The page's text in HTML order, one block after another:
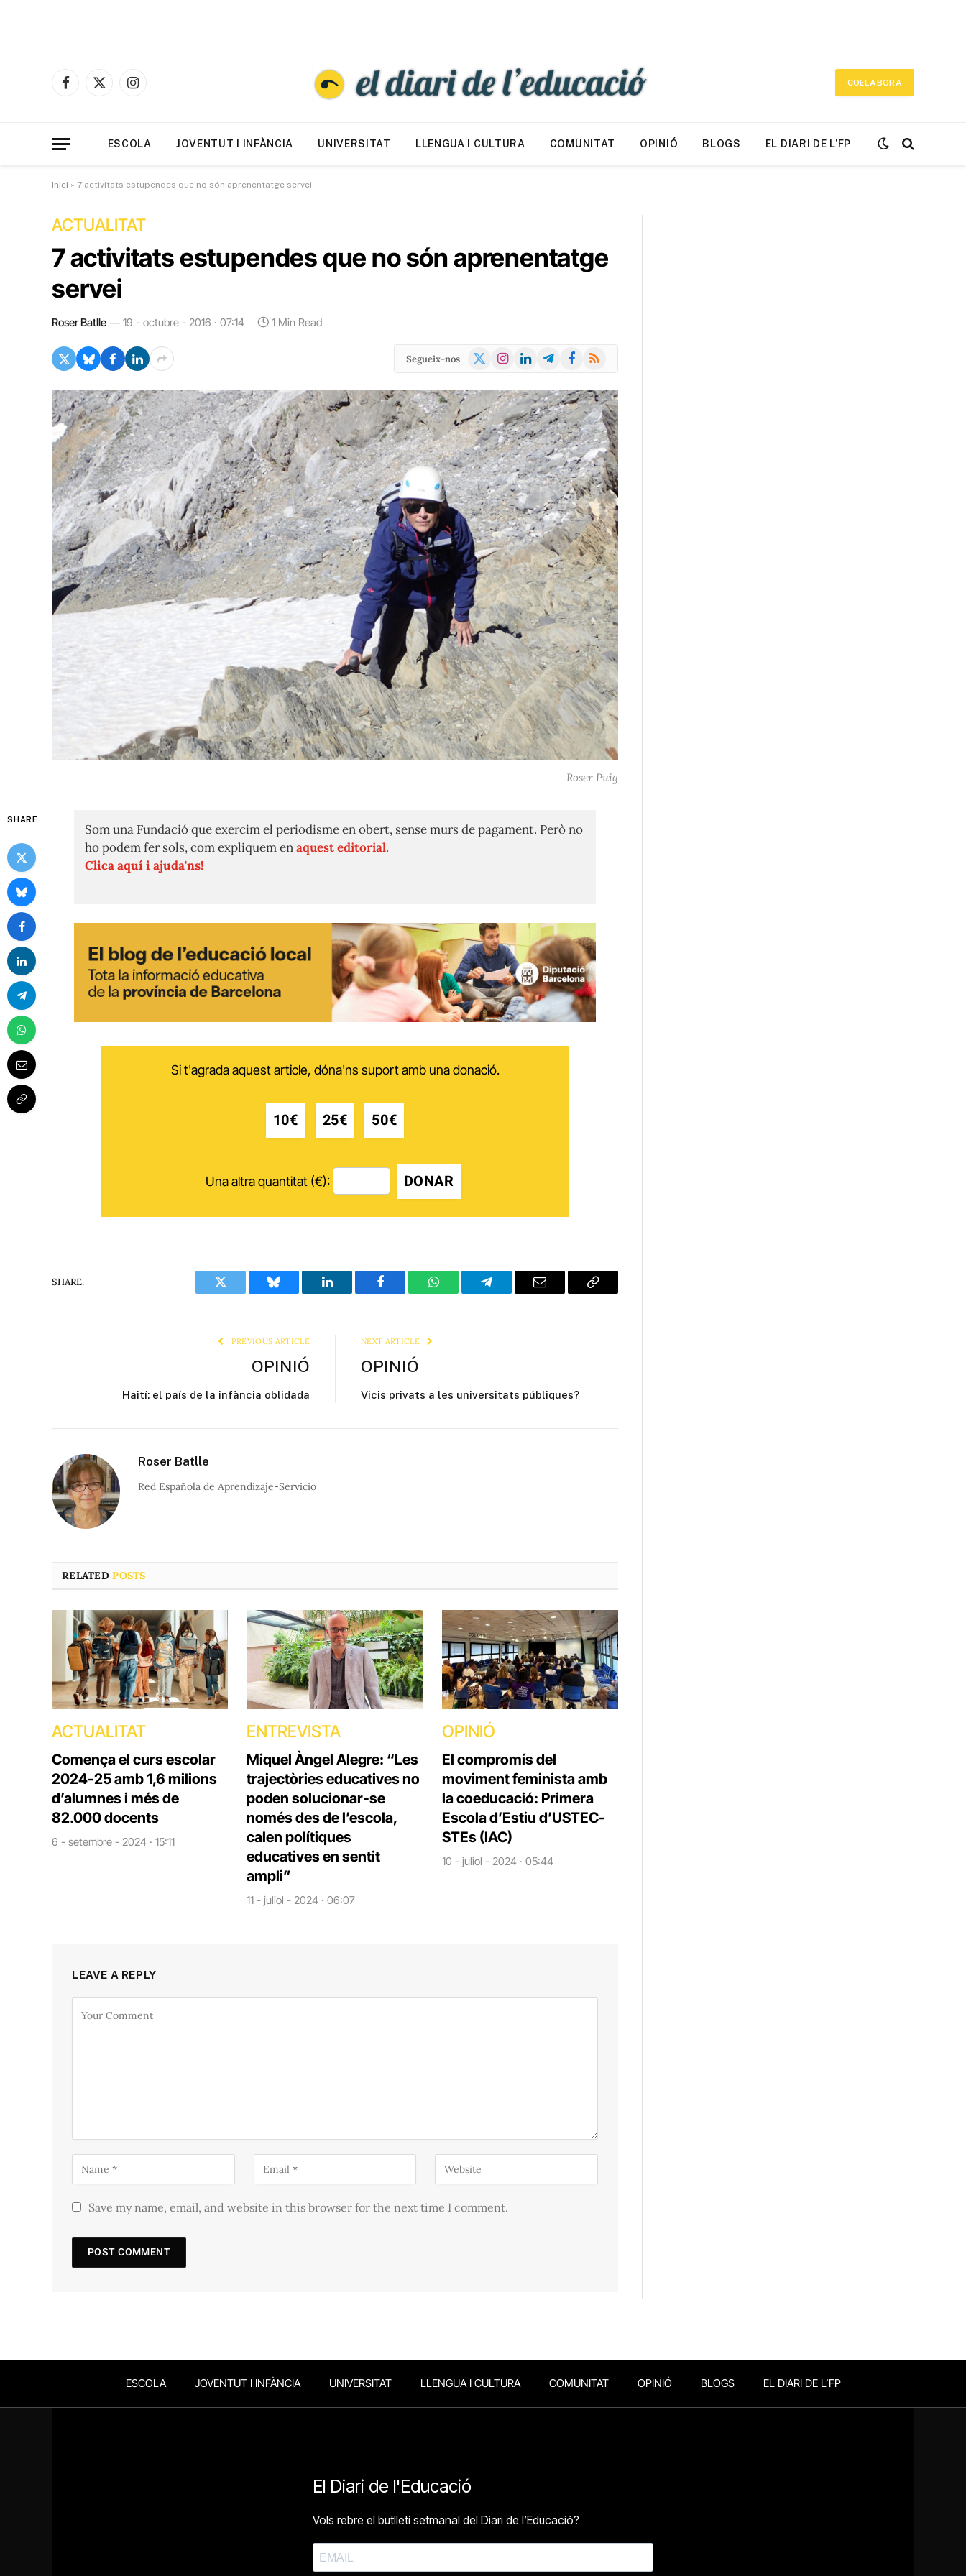
Facebook
X
Instagram
COL·LABORA
ESCOLA JOVENTUT I INFÀNCIA UNIVERSITAT LLENGUA I CULTURA COMUNITAT OPINIÓ BLOGS EL DIARI DE L’FP
Inici » 7 activitats estupendes que no són aprenentatge servei
ACTUALITAT
7 activitats estupendes que no són aprenentatge
servei
Roser Batlle 19 - octubre - 2016 · 07:14 1 Min Read
Segueix-nos
X
Instagram
LinkedInTelegramFacebook
RSS
Roser Puig
SHARE
Som una Fundació que exercim el periodisme en obert, sense murs de pagament. Però no
ho podem fer sols, com expliquem enaquest editorial.
Clica aquí i ajuda'ns!
Si t'agrada aquest article, dóna'ns suport amb una donació.
10€ 25€ 50€
Una altra quantitat (€): DONAR
SHARE.
Twitter Bluesky LinkedIn Facebook WhatsAppTelegram Email
Copy
PREVIOUS ARTICLE
OPINIÓ
Haití: el país de la infància oblidada
NEXT ARTICLE
OPINIÓ
Vicis privats a les universitats públiques?
Roser Batlle
Red Española de Aprendizaje-Servicio
RELATEDPOSTS
ACTUALITAT
Comença el curs escolar
2024-25 amb 1,6 milions
d’alumnes i més de
82.000 docents
6 - setembre - 2024 · 15:11
ENTREVISTA
Miquel Àngel Alegre: “Les
trajectòries educatives no
poden solucionar-se
només des de l’escola,
calen polítiques
educatives en sentit
ampli”
11 - juliol - 2024 · 06:07
OPINIÓ
El compromís del
moviment feminista amb
la coeducació: Primera
Escola d’Estiu d’USTEC-
STEs (IAC)
10 - juliol - 2024 · 05:44
LEAVE A REPLY
Save my name, email, and website in this browser for the next time I comment.
ESCOLA JOVENTUT I INFÀNCIA UNIVERSITAT LLENGUA I CULTURA COMUNITAT OPINIÓ BLOGS EL DIARI DE L’FP